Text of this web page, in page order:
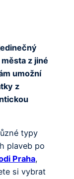
z jiné
umožní
z
typy
plaveb po
Praha,
si vybrat